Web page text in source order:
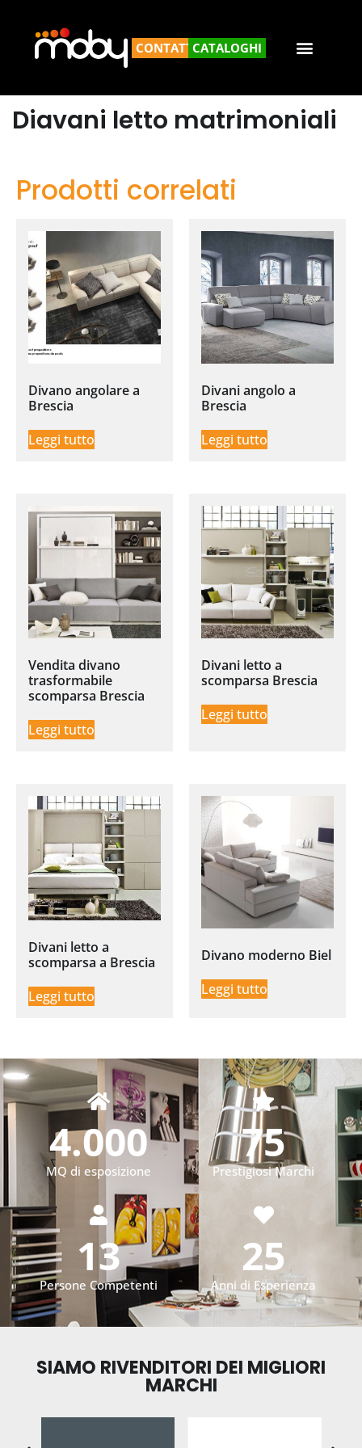
CONTATTACICATALOGHI
Diavani letto matrimoniali
Prodotti correlati
Divano angolare a
Brescia
Leggi tutto
Divani angolo a
Brescia
Leggi tutto
Vendita divano
trasformabile
scomparsa Brescia
Leggi tutto
Divani letto a
scomparsa Brescia
Leggi tutto
Divani letto a
scomparsa a Brescia
Leggi tutto
Divano moderno Biel
Leggi tutto
MQ di esposizione
4.000
Prestigiosi Marchi
75
Persone Competenti
13
Anni di Esperienza
25
SIAMO RIVENDITORI DEI MIGLIORI
MARCHI